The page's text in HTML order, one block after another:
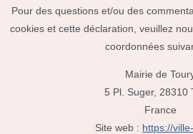
Pour des questions et/ou des
cookies et cette déclaration, veuillez
coordonnées
Mairie de
5 Pl. Suger, 28310
France
Site web : https://